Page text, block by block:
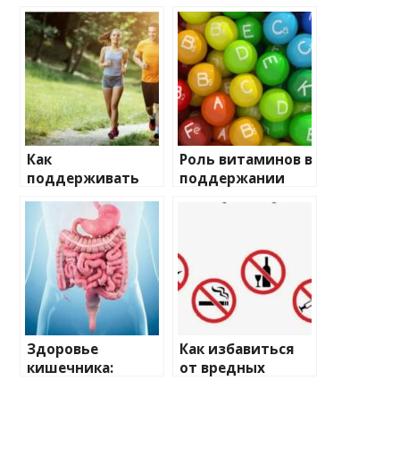
Как
поддерживать
здоровый образ
жизни в
современном
мире?
Роль витаминов в
поддержании
Здоровье
кишечника:
Как избавиться
от вредных